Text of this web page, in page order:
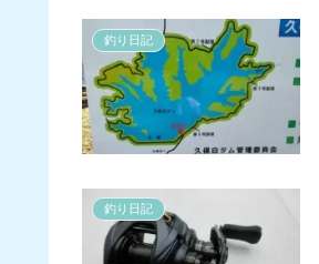
釣り日記
釣り日記